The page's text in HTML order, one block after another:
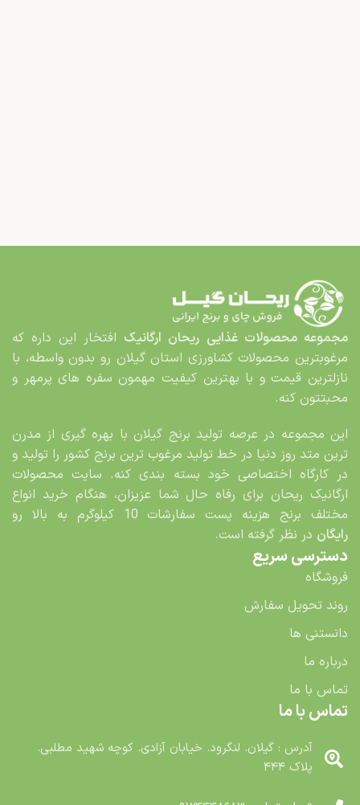
مجموعه محصولات غذایی ریحان ارگانیک افتخار این داره که
مرغوب­ترین محصولات کشاورزی استان گیلان رو بدون واسطه، با
نازلترین قیمت و با بهترین کیفیت مهمون سفره های پرمهر و
محبت­تون کنه.
این مجموعه در عرصه تولید برنج گیلان با بهره گیری از مدرن
ترین متد روز دنیا در خط تولید مرغوب ترین برنج کشور را تولید و
در کارگاه اختصاصی خود بسته بندی کنه. سایت محصولات
ارگانیک ریحان برای رفاه حال شما عزیزان، هنگام خرید انواع
مختلف برنج هزینه پست سفارشات 10 کیلوگرم به بالا رو
رایگان در نظر گرفته است.
دسترسی سریع
فروشگاه
روند تحویل سفارش
دانستنی ها
درباره ما
تماس با ما
تماس با ما
آدرس : گیلان. لنگرود. خیابان آزادی. کوچه شهید مطلبی.
پلاک ۴۴۴